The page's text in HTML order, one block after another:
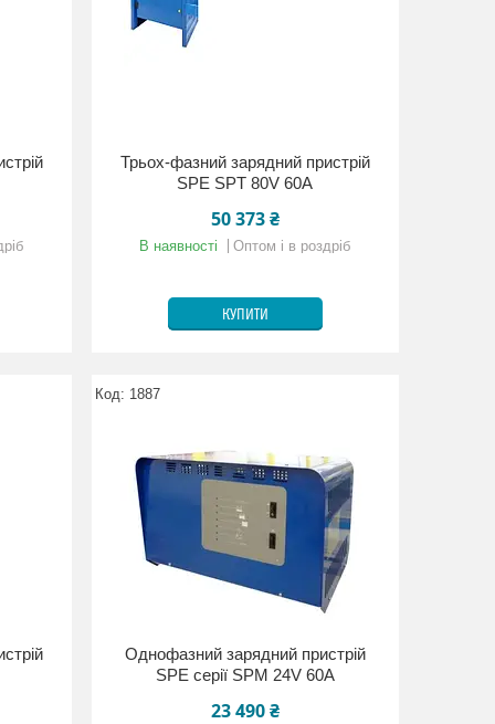
Трьох-фазний зарядний пристрій
SPE SPT 80V 60A
50 373 ₴
В наявності Оптом і в роздріб
КУПИТИ
1887
Однофазний зарядний пристрій
SPE серії SPM 24V 60A
23 490 ₴